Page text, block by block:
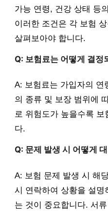
가능 연령, 건강 상태 등
이러한 조건은 각 보험
살펴보아야 합니다.
Q: 보험료는 어떻게 결정
A: 보험료는 가입자의 연
의 종류 및 보장 범위에
로 위험도가 높을수록 보
다.
Q: 문제 발생 시 어떻게
A: 보험 문제 발생 시 해
시 연락하여 상황을 설
는 것이 중요합니다. 서